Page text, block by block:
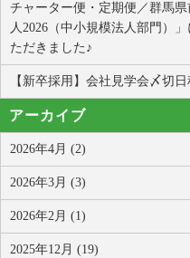
チャーター便・定期便／群馬
人2026（中小規模法人部門）
ただきました♪
【新卒採用】会社見学会〆切
アーカイブ
2026年4月 (2)
2026年3月 (3)
2026年2月 (1)
2025年12月 (19)